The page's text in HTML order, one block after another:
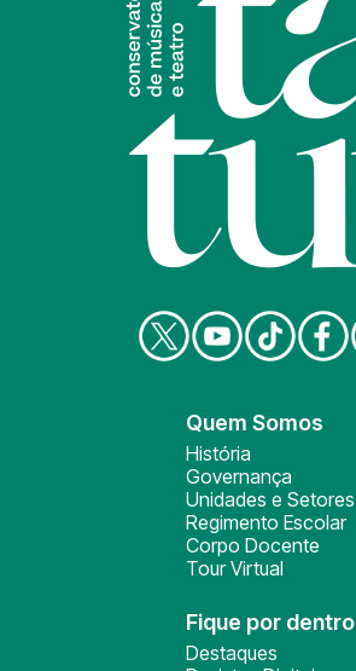
Quem Somos
História
Governança
Unidades e Setores
Regimento Escolar
Corpo Docente
Tour Virtual
Fique por dentro
Destaques